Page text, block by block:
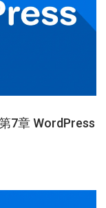
7章 WordPress